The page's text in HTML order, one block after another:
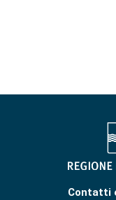
Contatti